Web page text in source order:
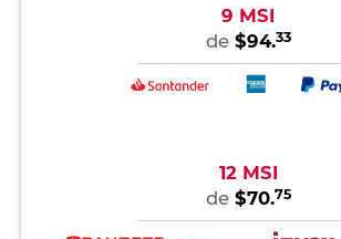
9 MSI
de $94.33
12 MSI
de $70.75